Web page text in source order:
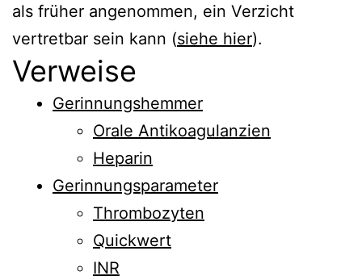
als früher angenommen, ein Verzicht
vertretbar sein kann (siehe hier).
Verweise
Gerinnungshemmer
Orale Antikoagulanzien
Heparin
Gerinnungsparameter
Thrombozyten
Quickwert
INR